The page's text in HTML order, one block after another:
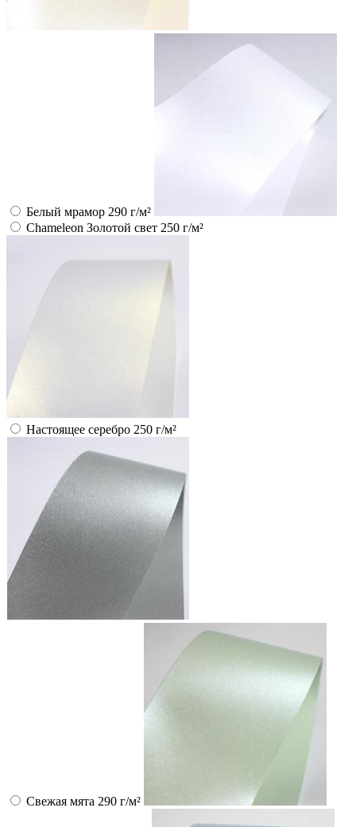
Белый мрамор 290 г/м²
Chameleon Золотой свет 250 г/м²
Настоящее серебро 250 г/м²
Свежая мята 290 г/м²